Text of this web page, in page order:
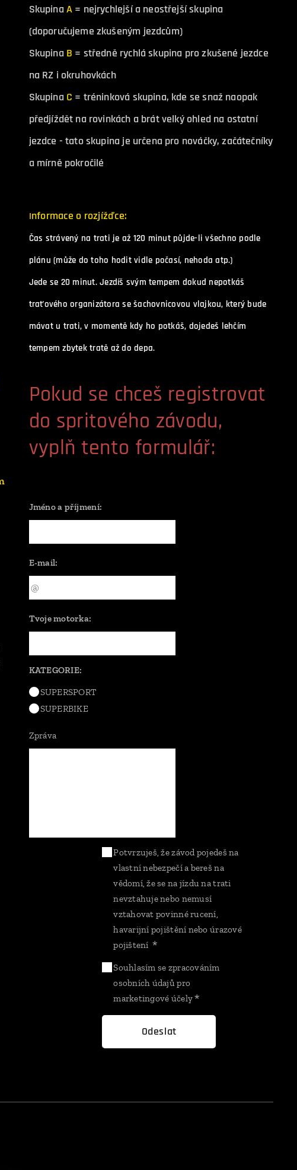
Skupina A = nejrychlejší a neostřejší skupina
(doporučujeme zkušeným jezdcům)
Skupina B = středně rychlá skupina pro zkušené jezdce
na RZ i okruhovkách
Skupina C = tréninková skupina, kde se snaž naopak
předjíždět na rovinkách a brát velký ohled na ostatní
jezdce - tato skupina je určena pro nováčky, začátečníky
a mírně pokročilé
Informace o rozjížďce:
Čas strávený na trati je až 120 minut půjde-li všechno podle
plánu (může do toho hodit vidle počasí, nehoda atp.)
Jede se 20 minut. Jezdíš svým tempem dokud nepotkáš
traťového organizátora se šachovnicovou vlajkou, který bude
mávat u trati, v momentě kdy ho potkáš, dojedeš lehčím
tempem zbytek tratě až do depa.
Pokud se chceš registrovat
do spritového závodu,
vyplň tento formulář:
Jméno a příjmení:
E-mail:
Tvoje motorka:
KATEGORIE:
SUPERSPORT
SUPERBIKE
Zpráva
Potvrzuješ, že závod pojedeš na
vlastní nebezpečí a bereš na
vědomí, že se na jízdu na trati
nevztahuje nebo nemusí
vztahovat povinné rucení,
havarijní pojištění nebo úrazové
pojištení
Souhlasím se zpracováním
osobních údajů pro
marketingové účely
Odeslat